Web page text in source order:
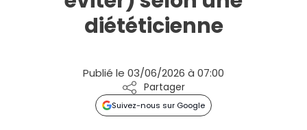
diététicienne
Publié le 03/06/2026 à 07:00
Partager
Suivez-nous sur Google